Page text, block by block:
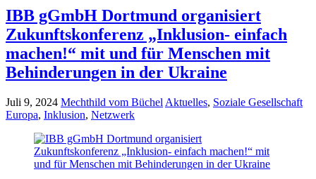
IBB gGmbH Dortmund organisiert
Zukunftskonferenz „Inklusion- einfach
machen!“ mit und für Menschen mit
Behinderungen in der Ukraine
Juli 9, 2024 Mechthild vom Büchel Aktuelles, Soziale Gesellschaft
Europa, Inklusion, Netzwerk